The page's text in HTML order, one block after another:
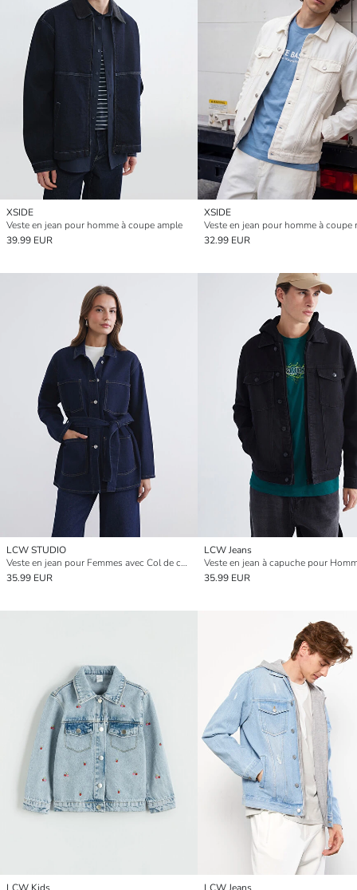
XSIDE
Veste en jean pour homme à coupe ample
39.99 EUR
XSIDE
32.99 EUR
LCW STUDIO
Veste en jean pour Femmes avec Col de chemise et Taille ceinturée
35.99 EUR
LCW Jeans
Veste en jean à capuche pour
35.99 EUR
LCW Kids LCW Jeans